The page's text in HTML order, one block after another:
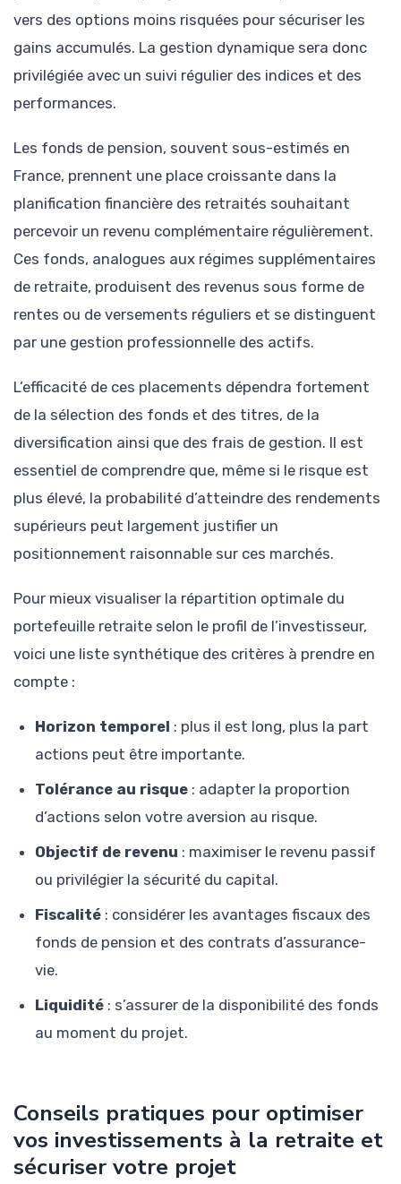
vers des options moins risquées pour sécuriser les
gains accumulés. La gestion dynamique sera donc
privilégiée avec un suivi régulier des indices et des
performances.
Les fonds de pension, souvent sous-estimés en
France, prennent une place croissante dans la
planification financière des retraités souhaitant
percevoir un revenu complémentaire régulièrement.
Ces fonds, analogues aux régimes supplémentaires
de retraite, produisent des revenus sous forme de
rentes ou de versements réguliers et se distinguent
par une gestion professionnelle des actifs.
L’efficacité de ces placements dépendra fortement
de la sélection des fonds et des titres, de la
diversification ainsi que des frais de gestion. Il est
essentiel de comprendre que, même si le risque est
plus élevé, la probabilité d’atteindre des rendements
supérieurs peut largement justifier un
positionnement raisonnable sur ces marchés.
Pour mieux visualiser la répartition optimale du
portefeuille retraite selon le profil de l’investisseur,
voici une liste synthétique des critères à prendre en
compte :
Horizon temporel : plus il est long, plus la part
actions peut être importante.
Tolérance au risque : adapter la proportion
d’actions selon votre aversion au risque.
Objectif de revenu : maximiser le revenu passif
ou privilégier la sécurité du capital.
Fiscalité : considérer les avantages fiscaux des
fonds de pension et des contrats d’assurance-
vie.
Liquidité : s’assurer de la disponibilité des fonds
au moment du projet.
Conseils pratiques pour optimiser
vos investissements à la retraite et
sécuriser votre projet